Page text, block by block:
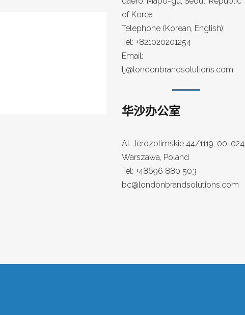
of Korea
Telephone (Korean, English):
Tel: +821020201254
Email:
tj@londonbrandsolutions.com
华沙办公室
Al. Jerozolimskie 44/1119, 00-024
Warszawa, Poland
Tel: +48696 880 503
bc@londonbrandsolutions.com